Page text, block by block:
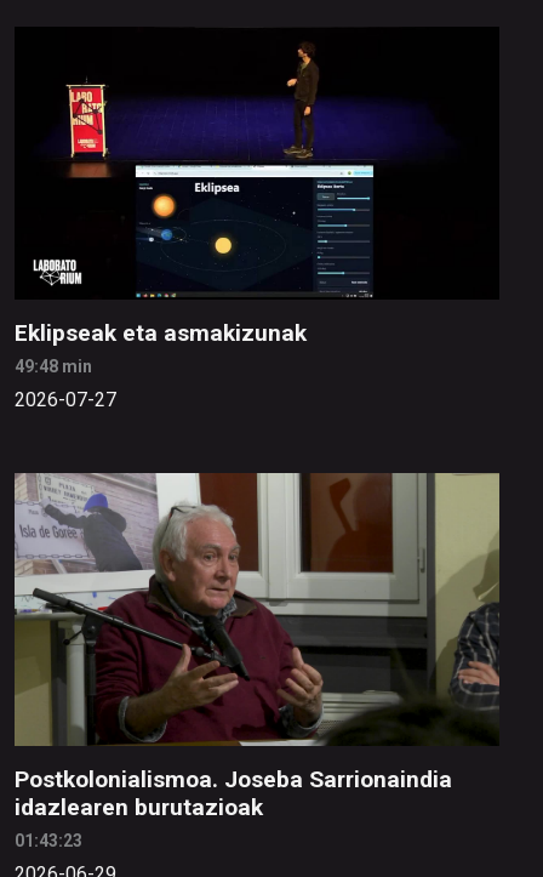
Eklipseak eta asmakizunak
49:48 min
2026-07-27
Postkolonialismoa. Joseba Sarrionaindia
idazlearen burutazioak
01:43:23